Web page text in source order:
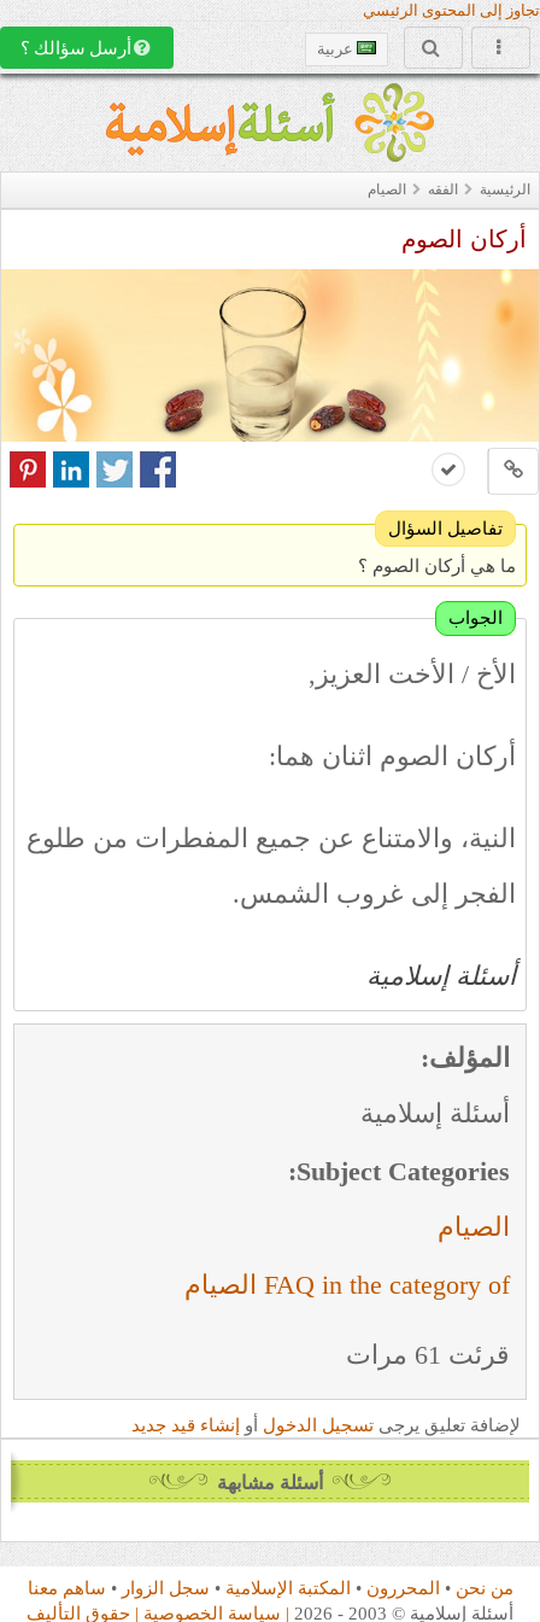
تجاوز إلى المحتوى الرئيسي
عربية أرسل سؤالك ؟
الرئيسية الفقه الصيام
أركان الصوم
تفاصيل السؤال
ما هي أركان الصوم ؟
الجواب
الأخ / الأخت العزيز,
أركان الصوم اثنان هما:
النية، والامتناع عن جميع المفطرات من طلوع
الفجر إلى غروب الشمس.
أسئلة إسلامية
المؤلف:
أسئلة إسلامية
Subject Categories:
الصيام
FAQ in the category of الصيام
قرئت 61 مرات
لإضافة تعليق يرجى تسجيل الدخول أو إنشاء قيد جديد
أسئلة مشابهة
من نحن • المحررون • المكتبة الإسلامية • سجل الزوار • ساهم معنا
أسئلة إسلامية © 2003 - 2026
| سياسة الخصوصية | حقوق التأليف